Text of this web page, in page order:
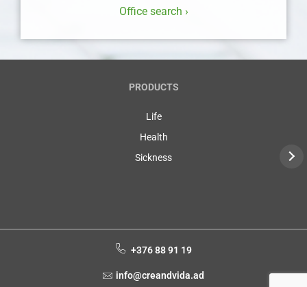
Office search ›
PRODUCTS
Life
Health
Sickness
+376 88 91 19
info@creandvida.ad